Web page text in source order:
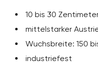
10 bis 30
mittelstarker
Wuchsbreite: 150
industriefest